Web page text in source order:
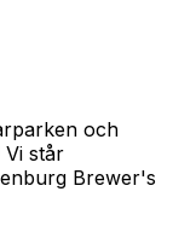
och
Vi står
Brewer's